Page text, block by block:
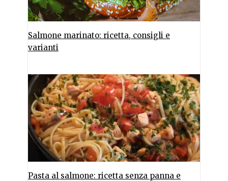
Salmone marinato: ricetta, consigli e
varianti
Pasta al salmone: ricetta senza panna e